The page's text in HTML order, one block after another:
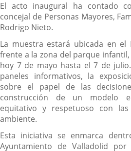
El acto inaugural ha contado
concejal de Personas Mayores,
Rodrigo Nieto.
La muestra estará ubicada en el
frente a la zona del parque
hoy 7 de mayo hasta el 7 de
paneles informativos, la
sobre el papel de las
construcción de un modelo
equitativo y respetuoso con
ambiente.
Esta iniciativa se enmarca
Ayuntamiento de Valladolid